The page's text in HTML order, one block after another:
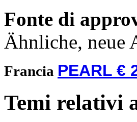
Fonte di
Ähnliche, neue
Francia PEARL €
Temi relativi